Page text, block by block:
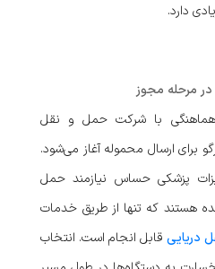
دارد.
مرحله مجوز
با شرکت حمل و نقل
برای ارسال محموله آغاز می‌شود.
پزشکی حساس نیازمند حمل
هستند که تنها از طریق خدمات
دریایی قابل انجام است. انتخاب